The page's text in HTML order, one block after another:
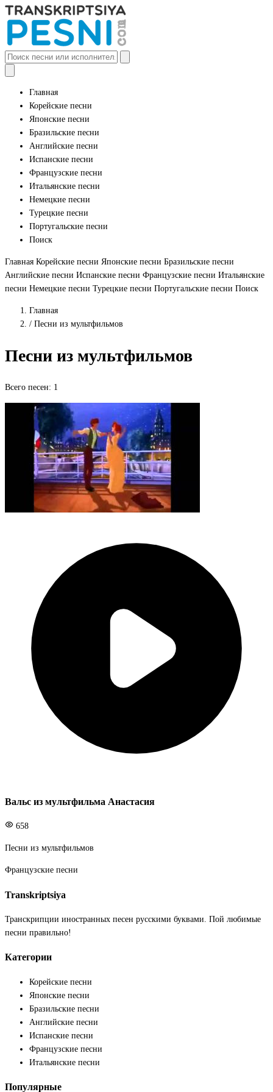
Главная
Корейские песни
Японские песни
Бразильские песни
Английские песни
Испанские песни
Французские песни
Итальянские песни
Немецкие песни
Турецкие песни
Португальские песни
Поиск
Главная Корейские песни Японские песни Бразильские песни
Английские песни Испанские песни Французские песни Итальянские
песни Немецкие песни Турецкие песни Португальские песни Поиск
Главная
/ Песни из мультфильмов
Песни из мультфильмов
Всего песен: 1
Вальс из мультфильма Анастасия
658
Песни из мультфильмов
Французские песни
Transkriptsiya
Транскрипции иностранных песен русскими буквами. Пой любимые
песни правильно!
Категории
Корейские песни
Японские песни
Бразильские песни
Английские песни
Испанские песни
Французские песни
Итальянские песни
Популярные